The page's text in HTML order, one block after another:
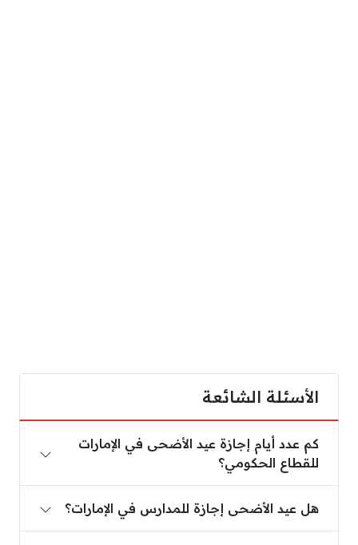
الأسئلة الشائعة
كم عدد أيام إجازة عيد الأضحى في الإمارات
للقطاع الحكومي؟
هل عيد الأضحى إجازة للمدارس في الإمارات؟